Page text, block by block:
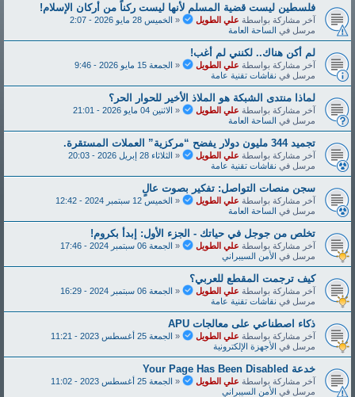
فلسطين ليست قضية المسلم لأنها ليست ركناً من أركان الإسلام!
آخر مشاركة بواسطة علي الطويل « الخميس 28 مايو 2026 - 2:07
مرسل في الساحة العامة
لم أكن هناك.. لكنني لم أغب!
آخر مشاركة بواسطة علي الطويل « الجمعة 15 مايو 2026 - 9:46
مرسل في نقاشات تقنية عامة
لماذا منتدى الشبكة هو الملاذ الأخير للحوار الحر؟
آخر مشاركة بواسطة علي الطويل « الاثنين 04 مايو 2026 - 21:01
مرسل في الساحة العامة
تجميد 344 مليون دولار يفضح “مركزية” العملات المستقرة.
آخر مشاركة بواسطة علي الطويل « الثلاثاء 28 إبريل 2026 - 20:03
مرسل في نقاشات تقنية عامة
سجن منصات التواصل: تفكير بصوت عالٍ
آخر مشاركة بواسطة علي الطويل « الخميس 12 سبتمبر 2024 - 12:42
مرسل في الساحة العامة
تخلص من جوجل في حياتك - الجزء الأول: إبدأ بكروم!
آخر مشاركة بواسطة علي الطويل « الجمعة 06 سبتمبر 2024 - 17:46
مرسل في الأمن السيبراني
كيف ترجمت المقطع للعربي؟
آخر مشاركة بواسطة علي الطويل « الجمعة 06 سبتمبر 2024 - 16:29
مرسل في نقاشات تقنية عامة
ذكاء اصطناعي على معالجات APU
آخر مشاركة بواسطة علي الطويل « الجمعة 25 أغسطس 2023 - 11:21
مرسل في الأجهزة الإلكترونية
خدعة Y‌‌‌o‌‌‌u‌‌‌r‌‌‌ P‌‌‌a‌‌‌‌‌g‌‌‌‌e‌‌‌ H‌‌‌a‌‌‌‌s‌‌‌ B‌‌‌e‌‌‌e‌‌‌‌n‌‌‌ D‌‌‌i‌‌‌s‌‌‌a‌‌‌b‌‌‌l‌‌‌e‌‌‌d‌‌
آخر مشاركة بواسطة علي الطويل « الجمعة 25 أغسطس 2023 - 11:02
مرسل في الأمن السيبراني